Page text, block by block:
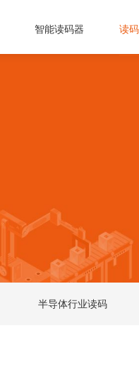
智能读码器 读
半导体行业读码